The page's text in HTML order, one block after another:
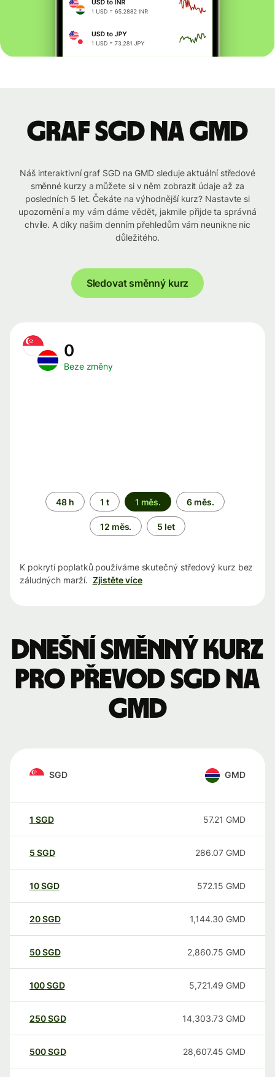
graf SGD na GMD
Náš interaktivní graf SGD na GMD sleduje aktuální středové
směnné kurzy a můžete si v něm zobrazit údaje až za
posledních 5 let. Čekáte na výhodnější kurz? Nastavte si
upozornění a my vám dáme vědět, jakmile přijde ta správná
chvíle. A díky našim denním přehledům vám neunikne nic
důležitého.
Sledovat směnný kurz
0
Beze změny
Časové
období
48 h 1 t 1 měs. 6 měs.
12 měs. 5 let
K pokrytí poplatků používáme skutečný středový kurz bez
záludných marží. Zjistěte více
Dnešní směnný kurz
pro převod SGD na
GMD
SGD GMD
1 SGD 57.21 GMD
5 SGD 286.07 GMD
10SGD 572.15 GMD
20SGD 1,144.30 GMD
50SGD 2,860.75 GMD
100SGD 5,721.49 GMD
250SGD 14,303.73 GMD
500SGD 28,607.45 GMD